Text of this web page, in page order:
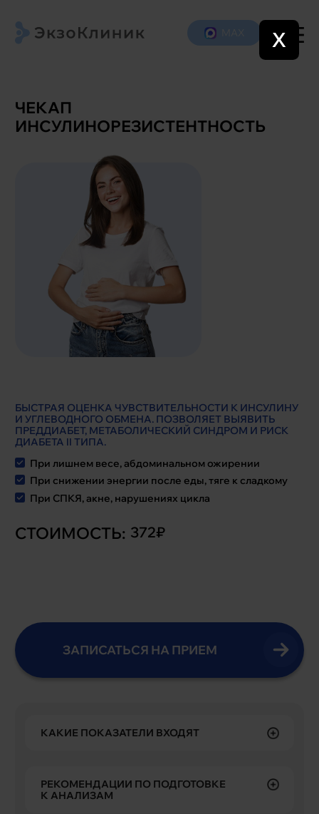
ЧЕКАП
ИНСУЛИНОРЕЗИСТЕНТНОСТЬ
БЫСТРАЯ ОЦЕНКА ЧУВСТВИТЕЛЬНОСТИ К ИНСУЛИНУ
И УГЛЕВОДНОГО ОБМЕНА. ПОЗВОЛЯЕТ ВЫЯВИТЬ
ПРЕДДИАБЕТ, МЕТАБОЛИЧЕСКИЙ СИНДРОМ И РИСК
ДИАБЕТА II ТИПА.
При лишнем весе, абдоминальном ожирении
При снижении энергии после еды, тяге к сладкому
При СПКЯ, акне, нарушениях цикла
СТОИМОСТЬ: 372₽
ЗАПИСАТЬСЯ НА ПРИЕМ
КАКИЕ ПОКАЗАТЕЛИ ВХОДЯТ
РЕКОМЕНДАЦИИ ПО ПОДГОТОВКЕ
К АНАЛИЗАМ
X